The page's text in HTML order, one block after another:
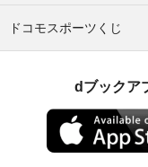
ドコモスポーツくじ
dブックア